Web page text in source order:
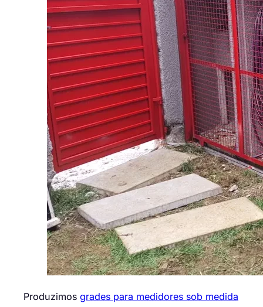
Produzimos grades para medidores sob medida